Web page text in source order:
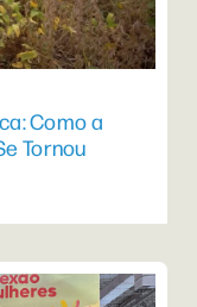
Como a
Tornou